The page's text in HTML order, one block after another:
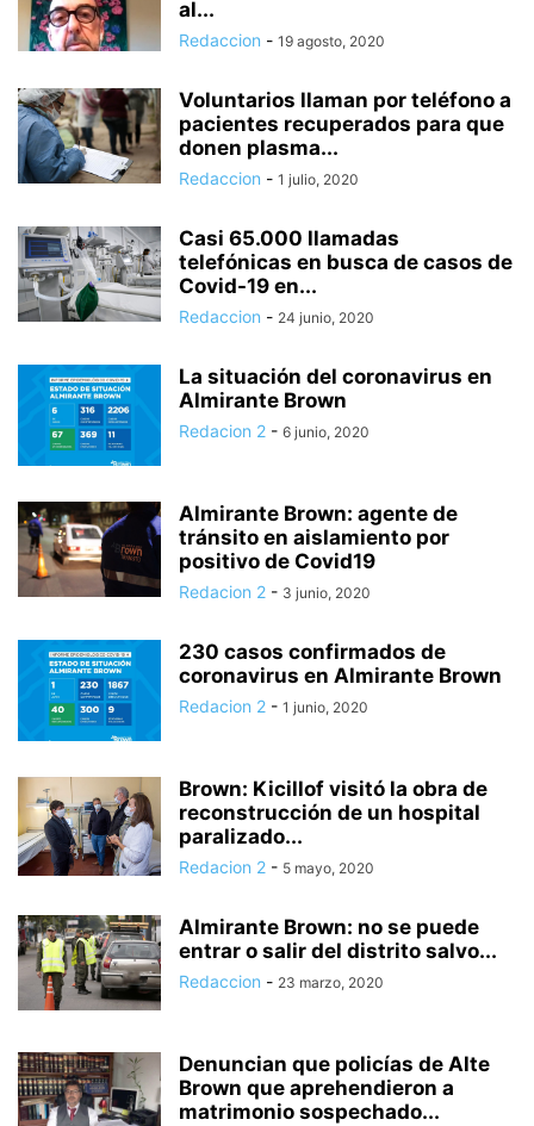
al...
Redaccion - 19 agosto, 2020
Voluntarios llaman por teléfono a
pacientes recuperados para que
donen plasma...
Redaccion - 1 julio, 2020
Casi 65.000 llamadas
telefónicas en busca de casos de
Covid-19 en...
Redaccion - 24 junio, 2020
La situación del coronavirus en
Almirante Brown
Redacion 2 - 6 junio, 2020
Almirante Brown: agente de
tránsito en aislamiento por
positivo de Covid19
Redacion 2 - 3 junio, 2020
230 casos confirmados de
coronavirus en Almirante Brown
Redacion 2 - 1 junio, 2020
Brown: Kicillof visitó la obra de
reconstrucción de un hospital
paralizado...
Redacion 2 - 5 mayo, 2020
Almirante Brown: no se puede
entrar o salir del distrito salvo...
Redaccion - 23 marzo, 2020
Denuncian que policías de Alte
Brown que aprehendieron a
matrimonio sospechado...